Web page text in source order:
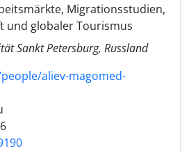
Migrationsstudien,
und globaler Tourismus
Sankt Petersburg, Russland
aliev-magomed-